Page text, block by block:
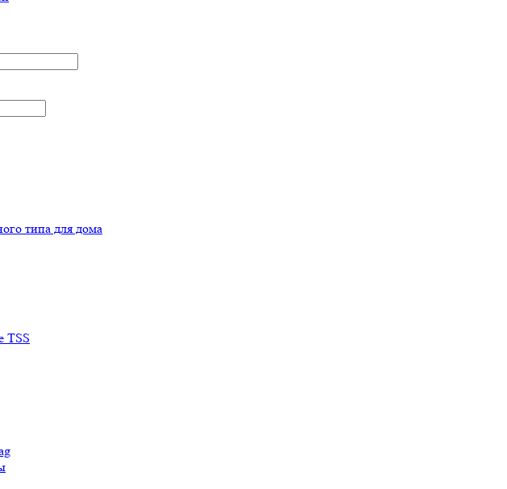
типа для дома
TSS